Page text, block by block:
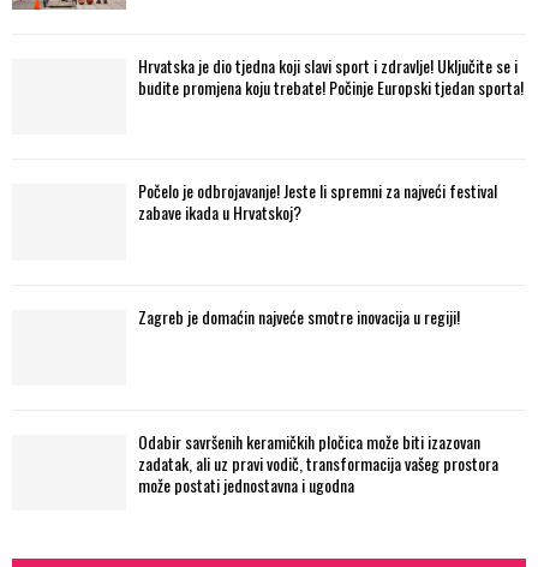
Hrvatska je dio tjedna koji slavi sport i zdravlje! Uključite se i
budite promjena koju trebate! Počinje Europski tjedan sporta!
Počelo je odbrojavanje! Jeste li spremni za najveći festival
zabave ikada u Hrvatskoj?
Zagreb je domaćin najveće smotre inovacija u regiji!
Odabir savršenih keramičkih pločica može biti izazovan
zadatak, ali uz pravi vodič, transformacija vašeg prostora
može postati jednostavna i ugodna